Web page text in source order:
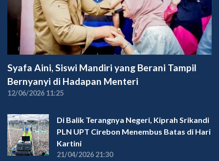
Syafa Aini, Siswi Mandiri yang Berani Tampil
Bernyanyi di Hadapan Menteri
12/06/2026 11:25
Di Balik Terangnya Negeri, Kiprah Srikandi
PLN UPT Cirebon Menembus Batas di Hari
Kartini
21/04/2026 21:30